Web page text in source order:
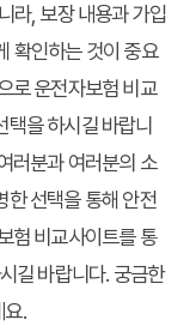
라, 보장 내용과 가입
확인하는 것이 중요
로 운전자보험 비교
을 하시길 바랍니
러분과 여러분의 소
한 선택을 통해 안전
험 비교사이트를 통
길 바랍니다. 궁금한
요.